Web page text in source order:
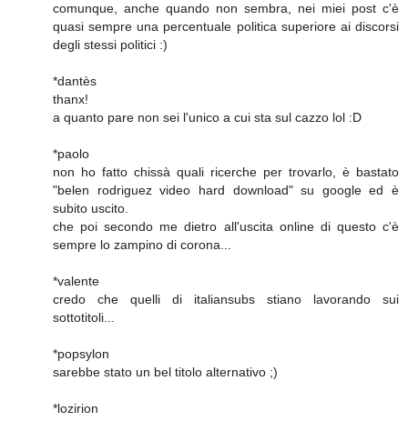
comunque, anche quando non sembra, nei miei post c'è
quasi sempre una percentuale politica superiore ai discorsi
degli stessi politici :)
*dantès
thanx!
a quanto pare non sei l'unico a cui sta sul cazzo lol :D
*paolo
non ho fatto chissà quali ricerche per trovarlo, è bastato
"belen rodriguez video hard download" su google ed è
subito uscito.
che poi secondo me dietro all'uscita online di questo c'è
sempre lo zampino di corona...
*valente
credo che quelli di italiansubs stiano lavorando sui
sottotitoli...
*popsylon
sarebbe stato un bel titolo alternativo ;)
*lozirion